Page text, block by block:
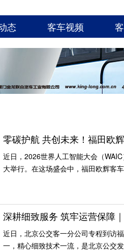
态 客车视频
零碳护航 共创未来！福田欧
近日，2026世界人工智能大会（
大举行。在这场盛会中，福田欧辉客
深耕细致服务 筑牢运营保障
近日，北京公交客一分公司专程到访
一，精心细致技术一流，是北京公交发